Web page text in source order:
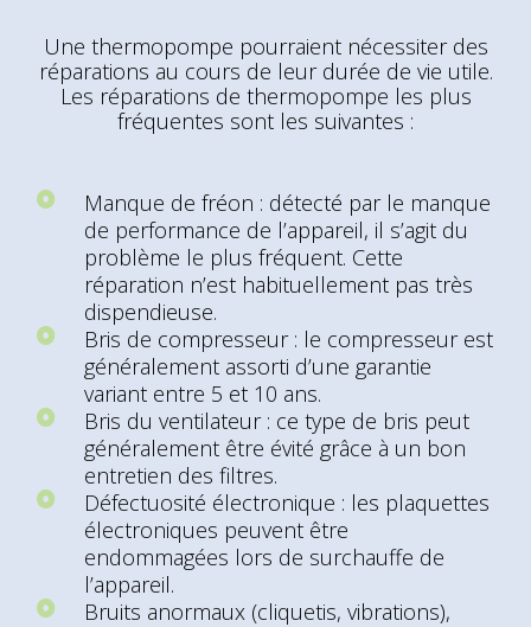
Une thermopompe pourraient nécessiter des
réparations au cours de leur durée de vie utile.
Les réparations de thermopompe les plus
fréquentes sont les suivantes :
Manque de fréon : détecté par le manque
de performance de l’appareil, il s’agit du
problème le plus fréquent. Cette
réparation n’est habituellement pas très
dispendieuse.
Bris de compresseur : le compresseur est
généralement assorti d’une garantie
variant entre 5 et 10 ans.
Bris du ventilateur : ce type de bris peut
généralement être évité grâce à un bon
entretien des filtres.
Défectuosité électronique : les plaquettes
électroniques peuvent être
endommagées lors de surchauffe de
l’appareil.
Bruits anormaux (cliquetis, vibrations),